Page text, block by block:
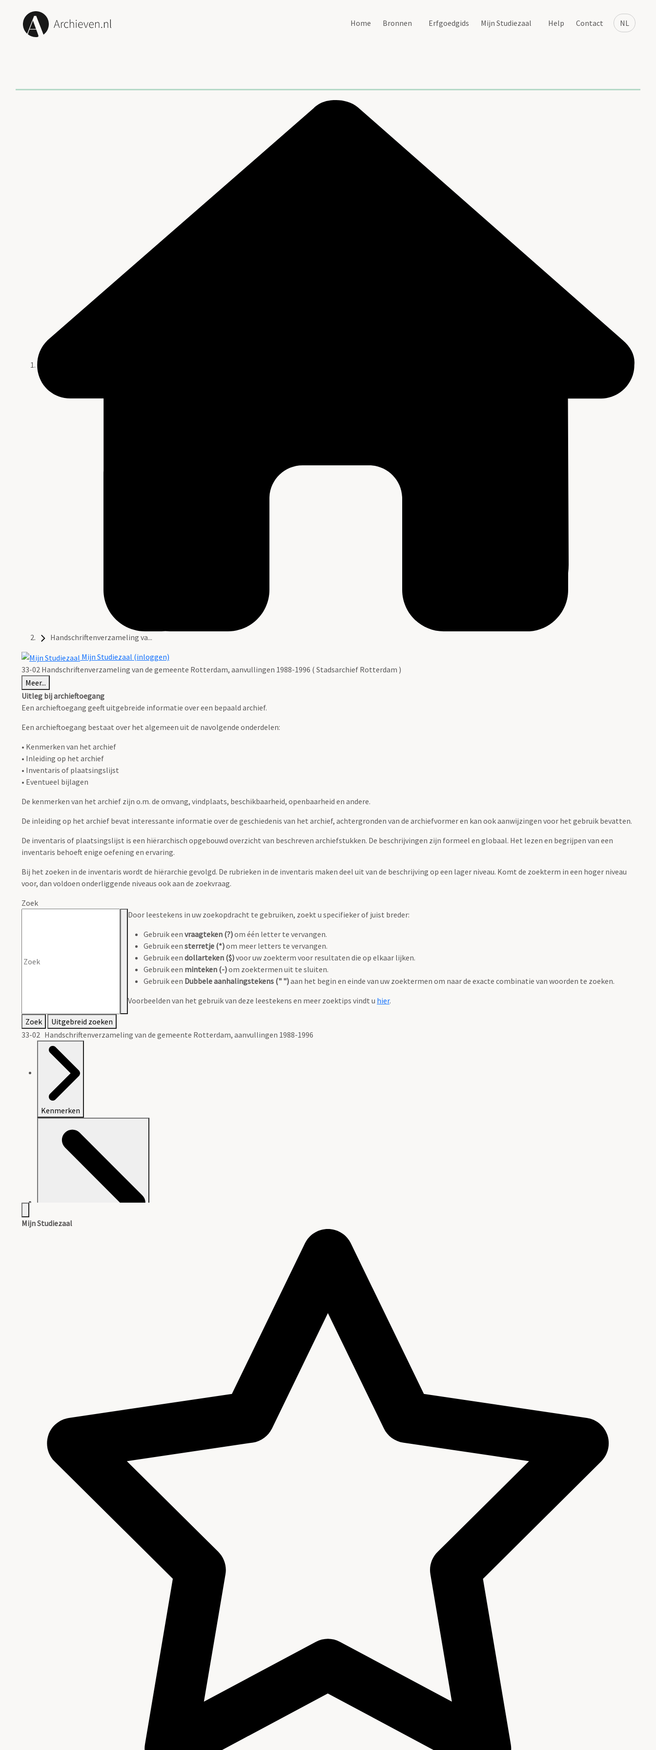
NL
Home Bronnen Erfgoedgids Mijn Studiezaal Help Contact
Handschriftenverzameling va...
Mijn Studiezaal (inloggen)
33-02 Handschriftenverzameling van de gemeente Rotterdam, aanvullingen 1988-1996 ( Stadsarchief Rotterdam )
Meer...
Uitleg bij archieftoegang
Een archieftoegang geeft uitgebreide informatie over een bepaald archief.
Een archieftoegang bestaat over het algemeen uit de navolgende onderdelen:
• Kenmerken van het archief
• Inleiding op het archief
• Inventaris of plaatsingslijst
• Eventueel bijlagen
De kenmerken van het archief zijn o.m. de omvang, vindplaats, beschikbaarheid, openbaarheid en andere.
De inleiding op het archief bevat interessante informatie over de geschiedenis van het archief, achtergronden van de archiefvormer en kan ook aanwijzingen voor het gebruik bevatten.
De inventaris of plaatsingslijst is een hiërarchisch opgebouwd overzicht van beschreven archiefstukken. De beschrijvingen zijn formeel en globaal. Het lezen en begrijpen van een
inventaris behoeft enige oefening en ervaring.
Bij het zoeken in de inventaris wordt de hiërarchie gevolgd. De rubrieken in de inventaris maken deel uit van de beschrijving op een lager niveau. Komt de zoekterm in een hoger niveau
voor, dan voldoen onderliggende niveaus ook aan de zoekvraag.
Zoek
Door leestekens in uw zoekopdracht te gebruiken, zoekt u specifieker of juist breder:
Gebruik een vraagteken (?)om één letter te vervangen.
Gebruik een sterretje (*)om meer letters te vervangen.
Gebruik een dollarteken ($)voor uw zoekterm voor resultaten die op elkaar lijken.
Gebruik een minteken (-)om zoektermen uit te sluiten.
Gebruik een Dubbele aanhalingstekens (" ")aan het begin en einde van uw zoektermen om naar de exacte combinatie van woorden te zoeken.
Voorbeelden van het gebruik van deze leestekens en meer zoektips vindt u hier.
Zoek
Uitgebreid zoeken
33-02 Handschriftenverzameling van de gemeente Rotterdam, aanvullingen 1988-1996
Kenmerken
Beschrijving van de series en archiefbestanddelen
Mijn Studiezaal